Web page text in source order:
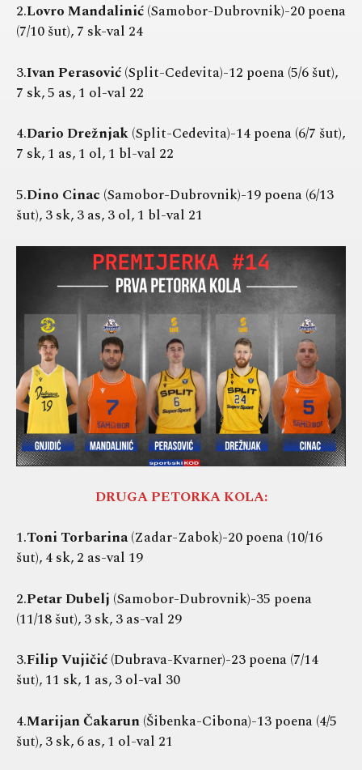
2.Lovro Mandalinić(Samobor-Dubrovnik)-20 poena
(7/10 šut), 7 sk-val 24
3.Ivan Perasović(Split-Cedevita)-12 poena (5/6 šut),
7 sk, 5 as, 1 ol-val 22
4.Dario Drežnjak(Split-Cedevita)-14 poena (6/7 šut),
7 sk, 1 as, 1 ol, 1 bl-val 22
5.Dino Cinac (Samobor-Dubrovnik)-19 poena (6/13
šut), 3 sk, 3 as, 3 ol, 1 bl-val 21
DRUGA PETORKA KOLA:
1.Toni Torbarina(Zadar-Zabok)-20 poena (10/16
šut), 4 sk, 2 as-val 19
2.Petar Dubelj (Samobor-Dubrovnik)-35 poena
(11/18 šut), 3 sk, 3 as-val 29
3.Filip Vujičić(Dubrava-Kvarner)-23 poena (7/14
šut), 11 sk, 1 as, 3 ol-val 30
4.Marijan Čakarun(Šibenka-Cibona)-13 poena (4/5
šut), 3 sk, 6 as, 1 ol-val 21